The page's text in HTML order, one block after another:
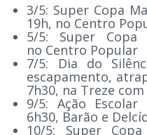
3/5: Super Copa
19h, no Centro
5/5: Super
no Centro Popular
7/5: Dia do
escapamento,
7h30, na Treze
9/5: Ação
6h30, Barão e
10/5: Super